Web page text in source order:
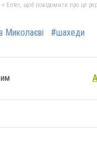
Enter, щоб повідомити про це
Миколаєві #шахеди